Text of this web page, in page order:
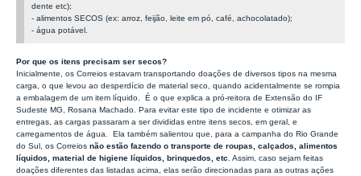
dente etc);
- alimentos SECOS (ex: arroz, feijão, leite em pó, café, achocolatado);
- água potável.
Por que os itens precisam ser secos?
Inicialmente, os Correios estavam transportando doações de diversos tipos na mesma
carga, o que levou ao desperdício de material seco, quando acidentalmente se rompia
a embalagem de um item líquido. É o que explica a pró-reitora de Extensão do IF
Sudeste MG, Rosana Machado. Para evitar este tipo de incidente e otimizar as
entregas, as cargas passaram a ser divididas entre itens secos, em geral, e
carregamentos de água. Ela também salientou que, para a campanha do Rio Grande
do Sul, os Correios não estão fazendo o transporte de roupas, calçados, alimentos
líquidos, material de higiene líquidos, brinquedos, etc . Assim, caso sejam feitas
doações diferentes das listadas acima, elas serão direcionadas para as outras ações